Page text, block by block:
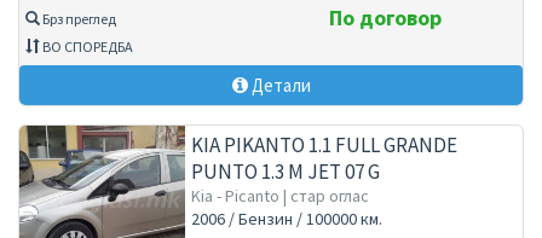
Брз преглед
ВО СПОРЕДБА
По договор
Детали
KIA PIKANTO 1.1 FULL GRANDE
PUNTO 1.3 M JET 07 G
Kia - Picanto | стар оглас
2006 / Бензин / 100000 км.